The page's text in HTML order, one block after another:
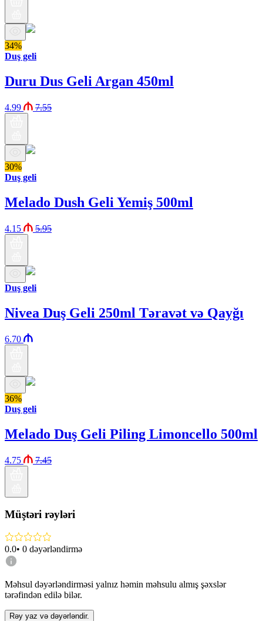
34%
Duş geli
Duru Dus Geli Argan 450ml
4.99 7.55
30%
Duş geli
Melado Dush Geli Yemiş 500ml
4.15 5.95
Duş geli
Nivea Duş Geli 250ml Təravət və Qayğı
6.70
36%
Duş geli
Melado Duş Geli Piling Limoncello 500ml
4.75 7.45
Müştəri rəyləri
0.0• 0 dəyərləndirmə
Məhsul dəyərləndirməsi yalnız həmin məhsulu almış şəxslər
tərəfindən edilə bilər.
Rəy yaz və dəyərləndir.